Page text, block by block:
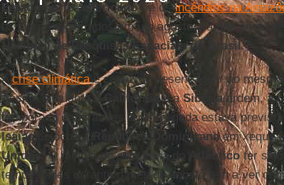
Estado norte-americano- e osincêndios na
os piores registrados em um agosto, há dez anos,
Nacional de Pesquisas Espaciais do Brasil.
Acrise climáticaé capaz de desencadear ao
Assim, enquanto aCalifórniae aSibériaardem, a
temporada de furacões cuja chegada estava
Isaíascolocou aRepública Dominicanaem xeque
Unidos. O motivo de esta zona do Atlânticoter sido
tempestades durante o mês de agosto tem a ver